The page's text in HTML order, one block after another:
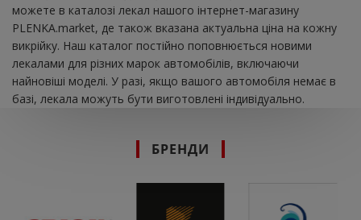
можете в каталозі лекал нашого інтернет-магазину
PLENKA.market, де також вказана актуальна ціна на кожну
викрійку. Наш каталог постійно поповнюється новими
лекалами для різних марок автомобілів, включаючи
найновіші моделі. У разі, якщо вашого автомобіля немає в
базі, лекала можуть бути виготовлені індивідуально.
БРЕНДИ